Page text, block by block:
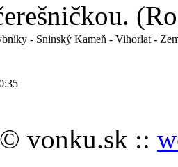
- Sninský Kameň - Vihorlat -
vonku.sk ::